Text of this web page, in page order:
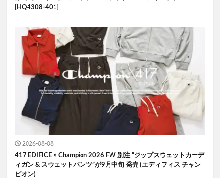
[HQ4308-401]
2026-08-08
417 EDIFICE × Champion 2026 FW 別注 “ジップスウェットカーデ
ィガン & スウェットパンツ”が9月中旬 発売 (エディフィス チャン
ピオン)